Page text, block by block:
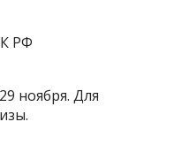
РФ
ноября. Для